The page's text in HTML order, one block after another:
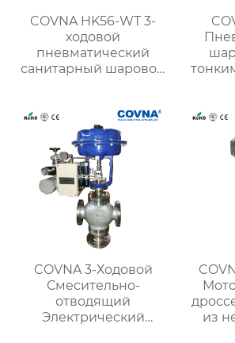
COVNA HK56-WT 3-
ходовой
пневматический
санитарный шаровой
COVNA 3-Ходовой
Смесительно-
отводящий
Электрический
из